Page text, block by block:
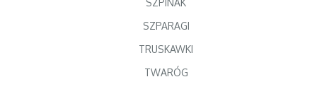
SZPINAK
SZPARAGI
TRUSKAWKI
TWARÓG